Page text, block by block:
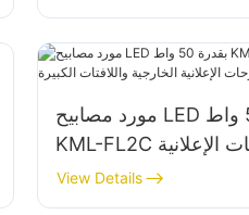
مورد مصابيح LED بقدرة 50 واط
KML-FL2C لإضاءة اللوحات الإعلانية
الخارجية واللافتات الكبيرة
View Details